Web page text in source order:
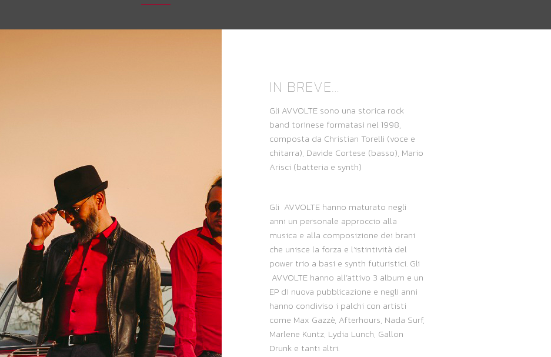
IN BREVE…
Gli AVVOLTE sono una storica rock
band torinese formatasi nel 1998,
composta da Christian Torelli (voce e
chitarra), Davide Cortese (basso), Mario
Arisci (batteria e synth)
Gli AVVOLTE hanno maturato negli
anni un personale approccio alla
musica e alla composizione dei brani
che unisce la forza e l’istintività del
power trio a basi e synth futuristici. Gli
AVVOLTE hanno all’attivo 3 album e un
EP di nuova pubblicazione e negli anni
hanno condiviso i palchi con artisti
come Max Gazzè, Afterhours, Nada Surf,
Marlene Kuntz, Lydia Lunch, Gallon
Drunk e tanti altri.